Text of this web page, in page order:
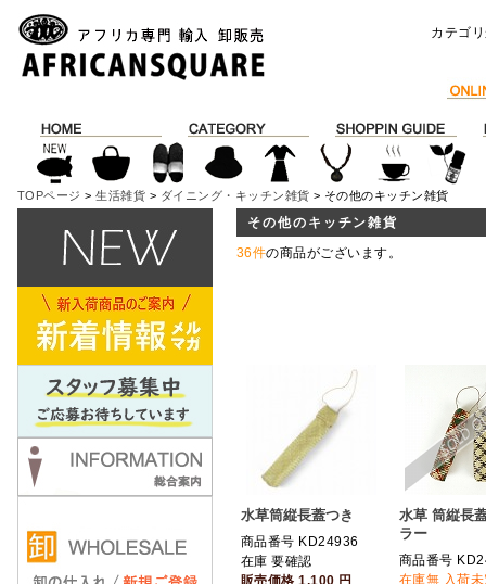
カテゴ
TOPページ >生活雑貨 > ダイニング・キッチン雑貨 > その他のキッチン雑貨
その他のキッチン雑貨
36件の商品がございます。
水草筒縦長蓋つき
商品番号 KD24936
在庫 要確認
販売価格1,100 円
水草 筒縦長
ラー
商品番号
在庫無 入荷